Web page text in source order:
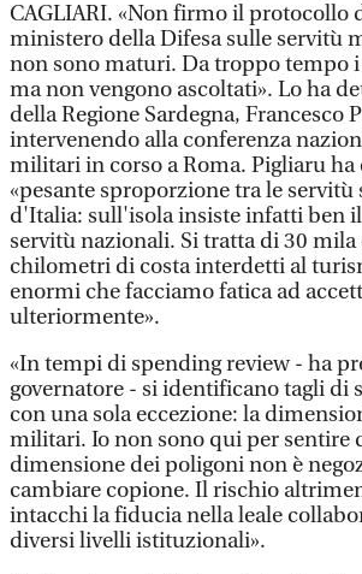
CAGLIARI. «Non firmo il protocollo
ministero della Difesa sulle servitù
non sono maturi. Da troppo tempo
ma non vengono ascoltati». Lo ha
della Regione Sardegna, Francesco
intervenendo alla conferenza
militari in corso a Roma. Pigliaru ha
«pesante sproporzione tra le servitù
d'Italia: sull'isola insiste infatti ben
servitù nazionali. Si tratta di 30 mila
chilometri di costa interdetti al
enormi che facciamo fatica ad
ulteriormente».
«In tempi di spending review - ha
governatore - si identificano tagli di
con una sola eccezione: la
militari. Io non sono qui per sentire
dimensione dei poligoni non è
cambiare copione. Il rischio
intacchi la fiducia nella leale
diversi livelli istituzionali».